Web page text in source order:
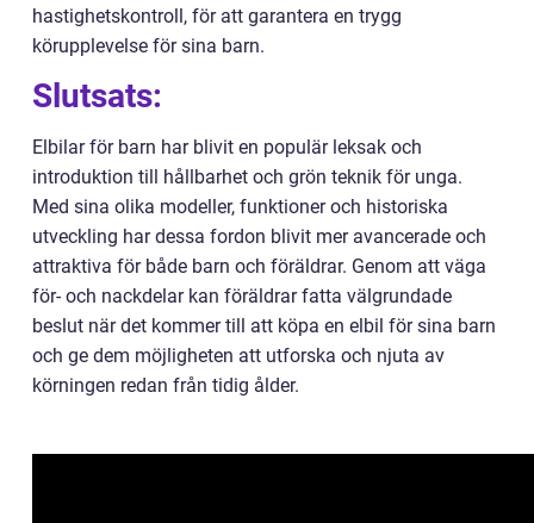
hastighetskontroll, för att garantera en trygg
körupplevelse för sina barn.
Slutsats:
Elbilar för barn har blivit en populär leksak och
introduktion till hållbarhet och grön teknik för unga.
Med sina olika modeller, funktioner och historiska
utveckling har dessa fordon blivit mer avancerade och
attraktiva för både barn och föräldrar. Genom att väga
för- och nackdelar kan föräldrar fatta välgrundade
beslut när det kommer till att köpa en elbil för sina barn
och ge dem möjligheten att utforska och njuta av
körningen redan från tidig ålder.